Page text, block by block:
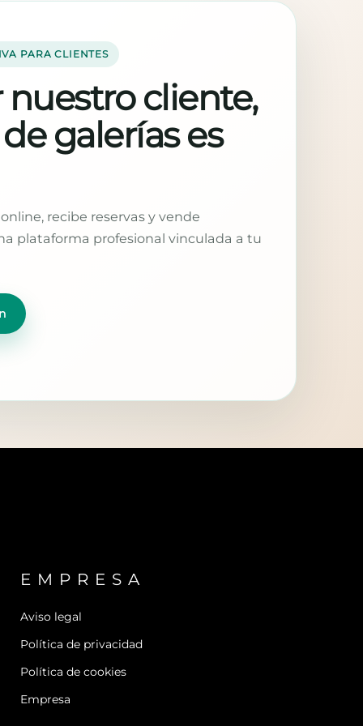
PARA CLIENTES
nuestro cliente,
galerías es
recibe reservas y vende
plataforma profesional vinculada a tu
EMPRESA
Aviso legal
Política de privacidad
Política de cookies
Empresa